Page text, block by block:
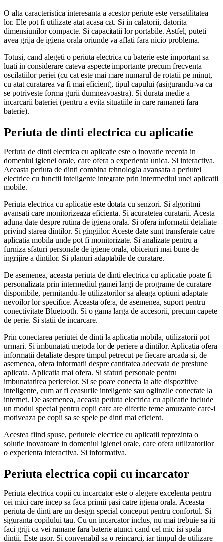
O alta caracteristica interesanta a acestor periute este versatilitatea
lor. Ele pot fi utilizate atat acasa cat. Si in calatorii, datorita
dimensiunilor compacte. Si capacitatii lor portabile. Astfel, puteti
avea grija de igiena orala oriunde va aflati fara nicio problema.
Totusi, cand alegeti o periuta electrica cu baterie este important sa
luati in considerare cateva aspecte importante precum frecventa
oscilatiilor periei (cu cat este mai mare numarul de rotatii pe minut,
cu atat curatarea va fi mai eficient), tipul capului (asigurandu-va ca
se potriveste forma gurii dumneavoastra). Si durata medie a
incarcarii bateriei (pentru a evita situatiile in care ramaneti fara
baterie).
Periuta de dinti electrica cu aplicatie
Periuta de dinti electrica cu aplicatie este o inovatie recenta in
domeniul igienei orale, care ofera o experienta unica. Si interactiva.
Aceasta periuta de dinti combina tehnologia avansata a periutei
electrice cu functii inteligente integrate prin intermediul unei aplicatii
mobile.
Periuta electrica cu aplicatie este dotata cu senzori. Si algoritmi
avansati care monitorizeaza eficienta. Si acuratetea curatarii. Acesta
aduna date despre rutina de igiena orala. Si ofera informatii detaliate
privind starea dintilor. Si gingiilor. Aceste date sunt transferate catre
aplicatia mobila unde pot fi monitorizate. Si analizate pentru a
furniza sfaturi personale de igiene orala, obiceiuri mai bune de
ingrijire a dintilor. Si planuri adaptabile de curatare.
De asemenea, aceasta periuta de dinti electrica cu aplicatie poate fi
personalizata prin intermediul gamei largi de programe de curatare
disponibile, permitandu-le utilizatorilor sa aleaga optiuni adaptate
nevoilor lor specifice. Aceasta ofera, de asemenea, suport pentru
conectivitate Bluetooth. Si o gama larga de accesorii, precum capete
de perie. Si statii de incarcare.
Prin conectarea periutei de dinti la aplicatia mobila, utilizatorii pot
urmari. Si imbunatati metoda lor de periere a dintilor. Aplicatia ofera
informatii detaliate despre timpul petrecut pe fiecare arcada si, de
asemenea, ofera informatii despre cantitatea adecvata de presiune
aplicata. Aplicatia mai ofera. Si sfaturi personale pentru
imbunatatirea perierelor. Si se poate conecta la alte dispozitive
inteligente, cum ar fi ceasurile inteligente sau oglinzile conectate la
internet. De asemenea, aceasta periuta electrica cu aplicatie include
un modul special pentru copii care are diferite teme amuzante care-i
motiveaza pe copii sa se spele pe dinti mai eficient.
Acestea fiind spuse, periutele electrice cu aplicatii reprezinta o
solutie inovatoare in domeniul igienei orale, care ofera utilizatorilor
o experienta interactiva. Si informativa.
Periuta electrica copii cu incarcator
Periuta electrica copii cu incarcator este o alegere excelenta pentru
cei mici care incep sa faca primii pasi catre igiena orala. Aceasta
periuta de dinti are un design special conceput pentru confortul. Si
siguranta copilului tau. Cu un incarcator inclus, nu mai trebuie sa iti
faci griji ca vei ramane fara baterie atunci cand cel mic isi spala
dintii. Este usor. Si convenabil sa o reincarci, iar timpul de utilizare